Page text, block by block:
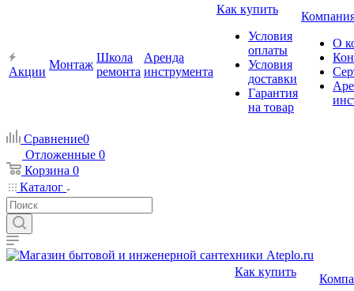
Акции
Монтаж
Школа
ремонта
Аренда
инструмента
Как купить
Условия
оплаты
Условия
доставки
Гарантия
на товар
О
Сравнение0
Отложенные 0
Корзина 0
Каталог
Как купить